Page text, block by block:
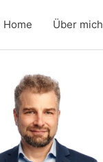
Home Über mich